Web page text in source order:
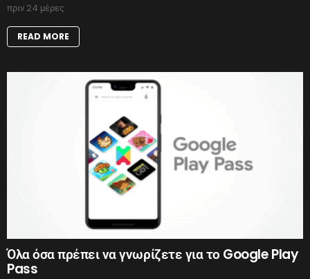
πριν 24 μέρες
READ MORE
Όλα όσα πρέπει να γνωρίζετε για το Google Play
Pass